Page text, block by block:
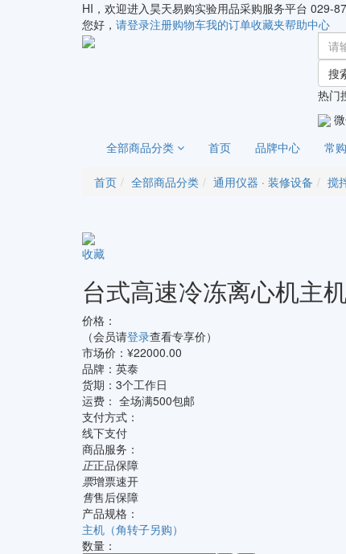
HI，欢迎进入昊天易购实验用品采购服务平台 029-
您好， 请登录注册购物车我的订单收藏夹帮助中心
搜
热门
全部商品分类
首页 品牌中心 常
首页 全部商品分类 通用仪器 · 装修设备 搅
收藏
台式高速冷冻离心机主
价格：
（会员请登录查看专享价）
市场价：¥22000.00
品牌： 英泰
货期： 3个工作日
运费： 全场满500包邮
支付方式：
线下支付
商品服务：
正正品保障
票增票速开
售售后保障
产品规格：
主机（角转子另购）
数量：